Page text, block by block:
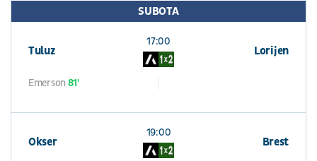
SUBOTA
Tuluz
17:00
Lorijen
Emerson 81'
Okser
19:00
Brest